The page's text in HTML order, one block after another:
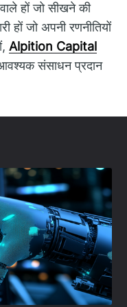
हों जो सीखने की
हों जो अपनी रणनीतियों
Alpition Capital
संसाधन प्रदान